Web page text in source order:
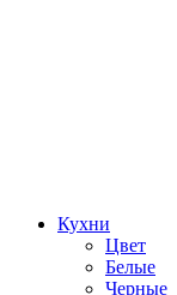
Кухни
Цвет
Белые
Черные